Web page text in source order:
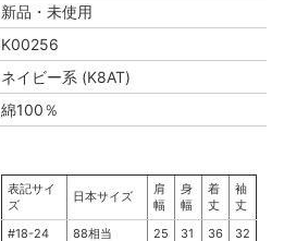
新品・未使用
K00256
ネイビー系 (K8AT)
綿100％
表記サイ
ズ
日本サイズ
肩
幅
身
幅
着
丈
袖
丈
#18-24
88相当 25 31 36
32